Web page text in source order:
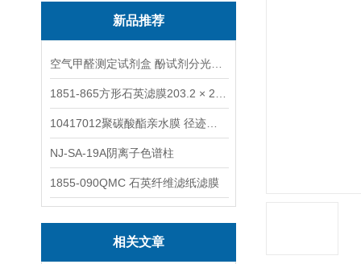
新品推荐
NJ-SA-19A阴离子色谱柱
1855-090QMC 石英纤维滤纸滤膜
相关文章